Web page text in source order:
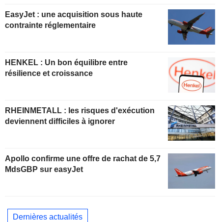
EasyJet : une acquisition sous haute
contrainte réglementaire
HENKEL : Un bon équilibre entre
résilience et croissance
RHEINMETALL : les risques d'exécution
deviennent difficiles à ignorer
Apollo confirme une offre de rachat de 5,7
MdsGBP sur easyJet
Dernières actualités